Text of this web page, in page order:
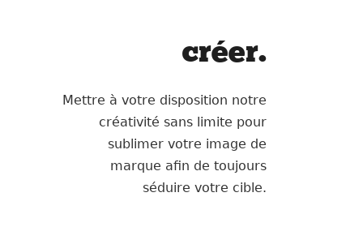
créer.
Mettre à votre disposition notre
créativité sans limite pour
sublimer votre image de
marque afin de toujours
séduire votre cible.